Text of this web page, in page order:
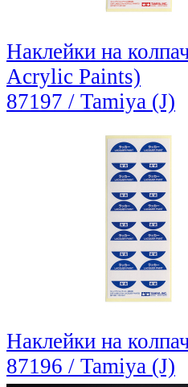
Наклейки на
Acrylic Paints)
87197 / Tamiya (J)
Наклейки на
87196 / Tamiya (J)